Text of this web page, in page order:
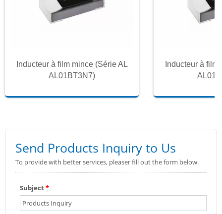
Inducteur à film mince (Série AL
AL01BT3N7)
Inducteur à